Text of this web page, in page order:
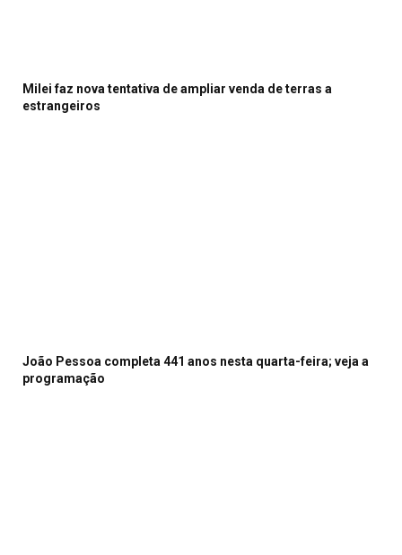
Milei faz nova tentativa de ampliar venda de terras a
estrangeiros
João Pessoa completa 441 anos nesta quarta-feira; veja a
programação